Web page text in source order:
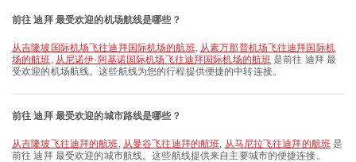
前往 迪拜 最受欢迎的机场航线是哪些？
从吉隆坡国际机场飞往迪拜国际机场的航班, 从素万那普机场飞往迪拜国际机
场的航班, 从尼诺伊·阿基诺国际机场飞往迪拜国际机场的航班 是前往 迪拜 最
受欢迎的机场航线。这些航线为您的行程提供便捷的中转连接。
前往 迪拜 最受欢迎的城市路线是哪些？
从吉隆坡飞往迪拜的航班, 从曼谷飞往迪拜的航班, 从马尼拉飞往迪拜的航班 是
前往 迪拜 最受欢迎的城市航线。这些航线提供来自主要城市的便捷连接。